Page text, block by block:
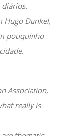
diários.
Hugo Dunkel,
pouquinho
Association,
really is